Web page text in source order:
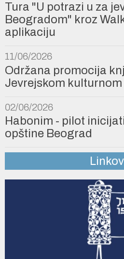
Tura "U potrazi u za
Beogradom" kroz
aplikaciju
11/06/2026
Održana promocija
Jevrejskom
02/06/2026
Habonim - pilot
opštine Beograd